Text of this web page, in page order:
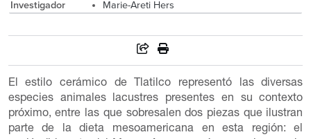
Investigador
Marie-Areti Hers
El estilo cerámico de Tlatilco representó las diversas
especies animales lacustres presentes en su contexto
próximo, entre las que sobresalen dos piezas que ilustran
parte de la dieta mesoamericana en esta región: el